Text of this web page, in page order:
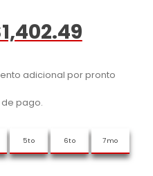
adicional por pronto
pago.